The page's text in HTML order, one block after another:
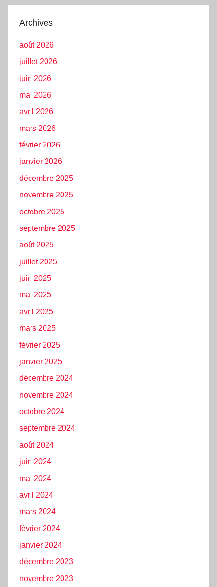
Archives
août 2026
juillet 2026
juin 2026
mai 2026
avril 2026
mars 2026
février 2026
janvier 2026
décembre 2025
novembre 2025
octobre 2025
septembre 2025
août 2025
juillet 2025
juin 2025
mai 2025
avril 2025
mars 2025
février 2025
janvier 2025
décembre 2024
novembre 2024
octobre 2024
septembre 2024
août 2024
juin 2024
mai 2024
avril 2024
mars 2024
février 2024
janvier 2024
décembre 2023
novembre 2023